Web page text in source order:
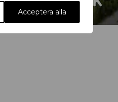
Acceptera alla